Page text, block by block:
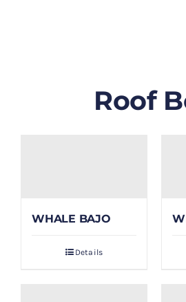
PAYMENT
Roof
WHALE BAJO
Details